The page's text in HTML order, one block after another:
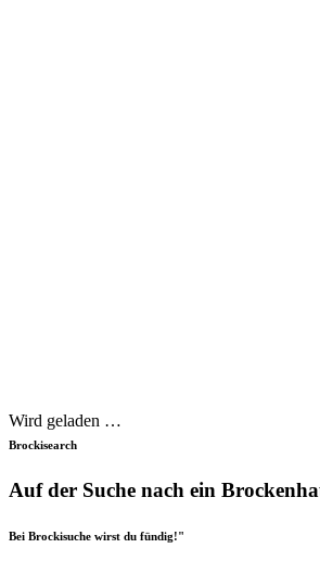
Wird geladen …
Brockisearch
Auf der Suche nach ein
Bei Brockisuche wirst du fündig!"